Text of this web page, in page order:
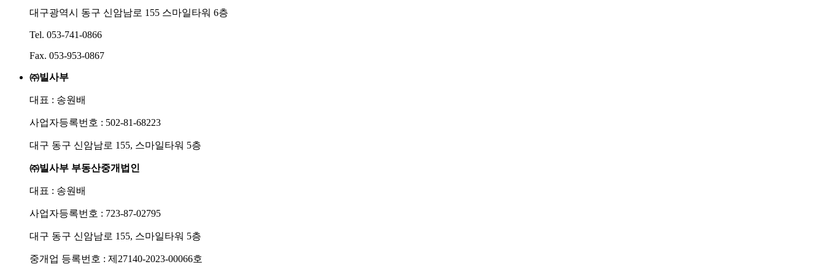
대구광역시 동구 신암남로 155 스마일타워 6층
Tel. 053-741-0866
Fax. 053-953-0867
㈜빌사부
대표 : 송원배
사업자등록번호 : 502-81-68223
대구 동구 신암남로 155, 스마일타워 5층
㈜빌사부 부동산중개법인
대표 : 송원배
사업자등록번호 : 723-87-02795
대구 동구 신암남로 155, 스마일타워 5층
중개업 등록번호 : 제27140-2023-00066호